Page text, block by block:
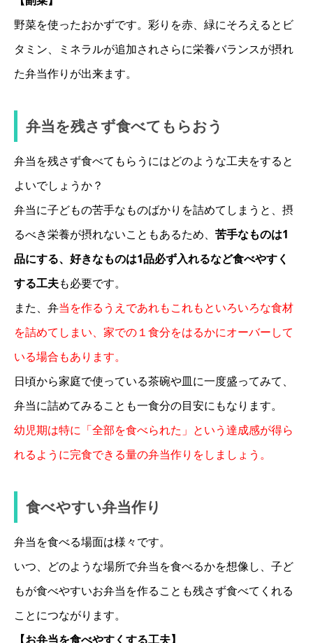
野菜を使ったおかずです。彩りを赤、緑にそろえるとビ
タミン、ミネラルが追加されさらに栄養バランスが摂れ
た弁当作りが出来ます。
弁当を残さず食べてもらおう
弁当を残さず食べてもらうにはどのような工夫をすると
よいでしょうか？
弁当に子どもの苦手なものばかりを詰めてしまうと、摂
るべき栄養が摂れないこともあるため、 苦手なものは1
品にする、好きなものは1品必ず入れるなど食べやすく
する工夫も必要です。
また、弁当を作るうえであれもこれもといろいろな食材
を詰めてしまい、家での１食分をはるかにオーバーして
いる場合もあります。
日頃から家庭で使っている茶碗や皿に一度盛ってみて、
弁当に詰めてみることも一食分の目安にもなります。
幼児期は特に「全部を食べられた」という達成感が得ら
れるように完食できる量の弁当作りをしましょう。
食べやすい弁当作り
弁当を食べる場面は様々です。
いつ、どのような場所で弁当を食べるかを想像し、子ど
もが食べやすいお弁当を作ることも残さず食べてくれる
ことにつながります。
【お弁当を食べやすくする工夫】